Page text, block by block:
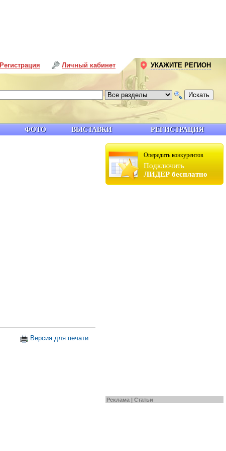
Опередить конкурентов
Подключить
ЛИДЕР бесплатно
Реклама | Статьи
Версия для печати
ФОТО ВЫСТАВКИ РЕГИСТРАЦИЯ
Личный кабинет
Регистрация УКАЖИТЕ РЕГИОН